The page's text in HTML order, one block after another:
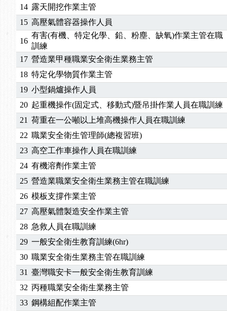
14 露天開挖作業主管
15 高壓氣體容器操作人員
16
有害(有機、特定化學、鉛、粉塵、缺氧)作業主管在職
訓練
17 營造業甲種職業安全衛生業務主管
18 特定化學物質作業主管
19 小型鍋爐操作人員
20 起重機操作(固定式、移動式)暨吊掛作業人員在職訓練
21 荷重在一公噸以上堆高機操作人員在職訓練
22 職業安全衛生管理師(總複習班)
23 高空工作車操作人員在職訓練
24 有機溶劑作業主管
25 營造業職業安全衛生業務主管在職訓練
26 模板支撐作業主管
27 高壓氣體製造安全作業主管
28 急救人員在職訓練
29 一般安全衛生教育訓練(6hr)
30 職業安全衛生業務主管在職訓練
31 臺灣職安卡一般安全衛生教育訓練
32 丙種職業安全衛生業務主管
33 鋼構組配作業主管